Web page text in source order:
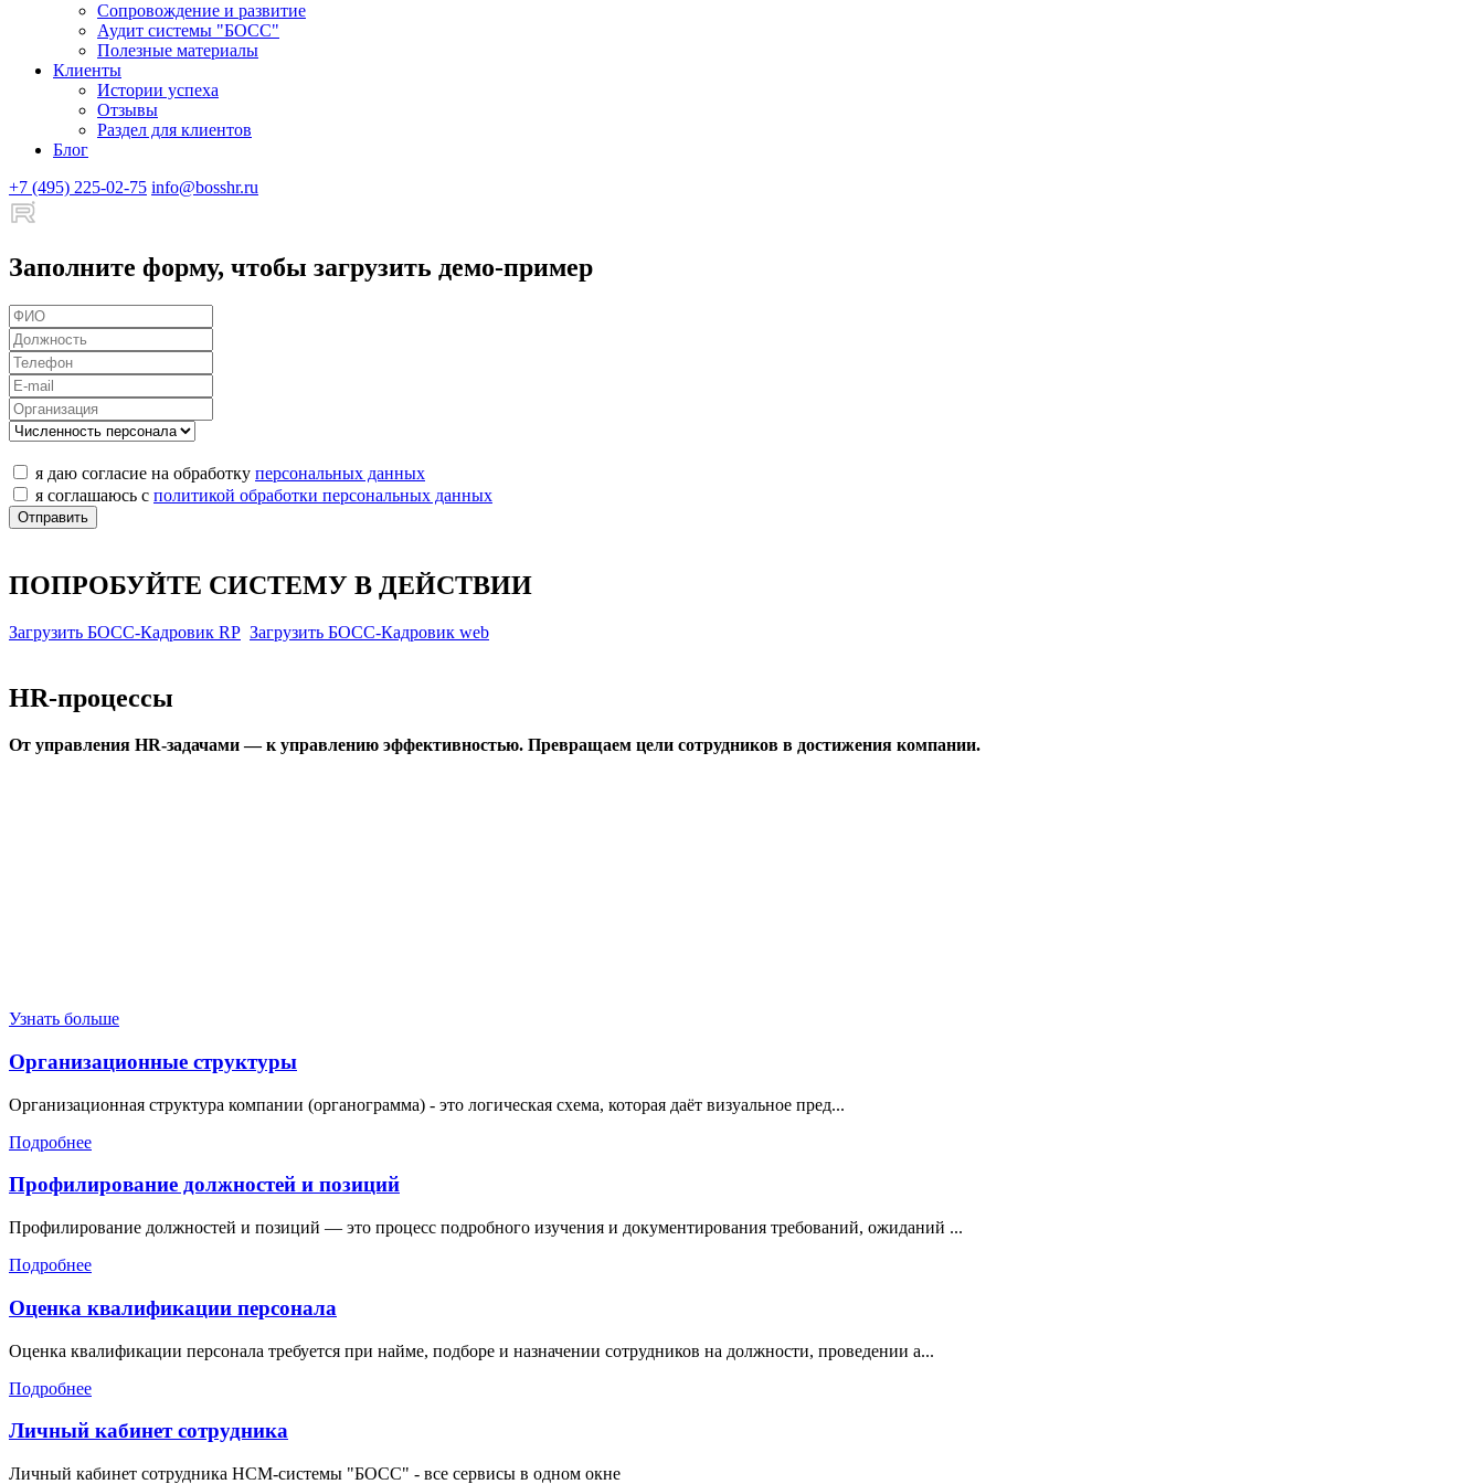
Сопровождение и развитие
Аудит системы "БОСС"
Полезные материалы
Клиенты
Истории успеха
Отзывы
Раздел для клиентов
Блог
+7 (495) 225-02-75 info@bosshr.ru
Заполните форму, чтобы загрузить демо-пример
я даю согласие на обработку персональных данных
я соглашаюсь с политикой обработки персональных данных
ПОПРОБУЙТЕ СИСТЕМУ В ДЕЙСТВИИ
Загрузить БОСС-Кадровик RP Загрузить БОСС-Кадровик web
HR-процессы
От управления HR-задачами — к управлению эффективностью. Превращаем цели сотрудников в достижения компании.
Узнать больше
Организационные структуры
Организационная структура компании (органограмма) - это логическая схема, которая даёт визуальное пред...
Подробнее
Профилирование должностей и позиций
Профилирование должностей и позиций — это процесс подробного изучения и документирования требований, ожиданий ...
Подробнее
Оценка квалификации персонала
Оценка квалификации персонала требуется при найме, подборе и назначении сотрудников на должности, проведении а...
Подробнее
Личный кабинет сотрудника
Личный кабинет сотрудника HCM-системы "БОСС" - все сервисы в одном окне